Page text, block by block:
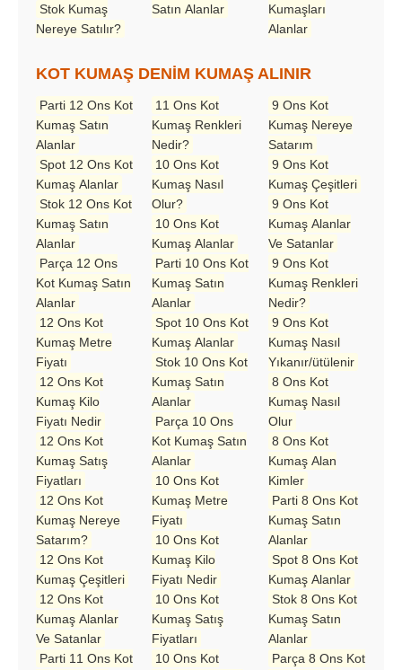
Stok Kumaş
Nereye Satılır?
Satın Alanlar
Kumaşları
Alanlar
KOT KUMAŞ DENİM KUMAŞ ALINIR
Parti 12 Ons Kot
Kumaş Satın
Alanlar
Spot 12 Ons Kot
Kumaş Alanlar
Stok 12 Ons Kot
Kumaş Satın
Alanlar
Parça 12 Ons
Kot Kumaş Satın
Alanlar
12 Ons Kot
Kumaş Metre
Fiyatı
12 Ons Kot
Kumaş Kilo
Fiyatı Nedir
12 Ons Kot
Kumaş Satış
Fiyatları
12 Ons Kot
Kumaş Nereye
Satarım?
12 Ons Kot
Kumaş Çeşitleri
12 Ons Kot
Kumaş Alanlar
Ve Satanlar
Parti 11 Ons Kot
11 Ons Kot
Kumaş Renkleri
Nedir?
10 Ons Kot
Kumaş Nasıl
Olur?
10 Ons Kot
Kumaş Alanlar
Parti 10 Ons Kot
Kumaş Satın
Alanlar
Spot 10 Ons Kot
Kumaş Alanlar
Stok 10 Ons Kot
Kumaş Satın
Alanlar
Parça 10 Ons
Kot Kumaş Satın
Alanlar
10 Ons Kot
Kumaş Metre
Fiyatı
10 Ons Kot
Kumaş Kilo
Fiyatı Nedir
10 Ons Kot
Kumaş Satış
Fiyatları
10 Ons Kot
9 Ons Kot
Kumaş Nereye
Satarım
9 Ons Kot
Kumaş Çeşitleri
9 Ons Kot
Kumaş Alanlar
Ve Satanlar
9 Ons Kot
Kumaş Renkleri
Nedir?
9 Ons Kot
Kumaş Nasıl
Yıkanır/ütülenir
8 Ons Kot
Kumaş Nasıl
Olur
8 Ons Kot
Kumaş Alan
Kimler
Parti 8 Ons Kot
Kumaş Satın
Alanlar
Spot 8 Ons Kot
Kumaş Alanlar
Stok 8 Ons Kot
Kumaş Satın
Alanlar
Parça 8 Ons Kot